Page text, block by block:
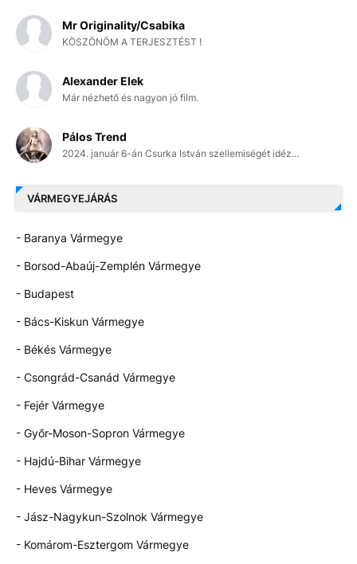
Mr Originality/Csabika
KÖSZÖNÖM A TERJESZTÉST !
Alexander Elek
Már nézhető és nagyon jó film.
Pálos Trend
2024. január 6-án Csurka István szellemiségét idéz...
VÁRMEGYEJÁRÁS
- Baranya Vármegye
- Borsod-Abaúj-Zemplén Vármegye
- Budapest
- Bács-Kiskun Vármegye
- Békés Vármegye
- Csongrád-Csanád Vármegye
- Fejér Vármegye
- Győr-Moson-Sopron Vármegye
- Hajdú-Bihar Vármegye
- Heves Vármegye
- Jász-Nagykun-Szolnok Vármegye
- Komárom-Esztergom Vármegye